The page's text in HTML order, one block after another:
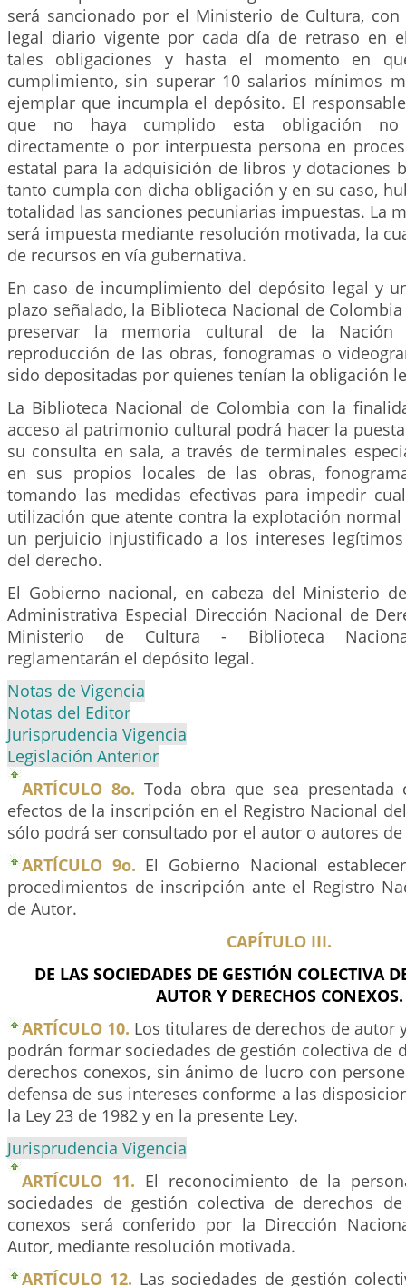
será sancionado por el Ministerio de Cultura,
legal diario vigente por cada día de retraso en
tales obligaciones y hasta el momento en
cumplimiento, sin superar 10 salarios mínimos
ejemplar que incumpla el depósito. El
que no haya cumplido esta obligación no
directamente o por interpuesta persona en
estatal para la adquisición de libros y dotaciones
tanto cumpla con dicha obligación y en su caso,
totalidad las sanciones pecuniarias impuestas. La
será impuesta mediante resolución motivada, la
de recursos en vía gubernativa.
En caso de incumplimiento del depósito legal y
plazo señalado, la Biblioteca Nacional de
preservar la memoria cultural de la Nación
reproducción de las obras, fonogramas o
sido depositadas por quienes tenían la obligación
La Biblioteca Nacional de Colombia con la
acceso al patrimonio cultural podrá hacer la
su consulta en sala, a través de terminales
en sus propios locales de las obras,
tomando las medidas efectivas para impedir
utilización que atente contra la explotación
un perjuicio injustificado a los intereses
del derecho.
El Gobierno nacional, en cabeza del Ministerio
Administrativa Especial Dirección Nacional de
Ministerio de Cultura - Biblioteca
reglamentarán el depósito legal.
Notas de Vigencia
Notas del Editor
Jurisprudencia Vigencia
Legislación Anterior
ARTÍCULO 8o. Toda obra que sea presentada
efectos de la inscripción en el Registro Nacional
sólo podrá ser consultado por el autor o autores
ARTÍCULO 9o. El Gobierno Nacional
procedimientos de inscripción ante el Registro
de Autor.
CAPÍTULO III.
DE LAS SOCIEDADES DE GESTIÓN COLECTIVA
AUTOR Y DERECHOS CONEXOS.
ARTÍCULO 10. Los titulares de derechos de autor
podrán formar sociedades de gestión colectiva de
derechos conexos, sin ánimo de lucro con
defensa de sus intereses conforme a las
la Ley 23 de 1982 y en la presente Ley.
Jurisprudencia Vigencia
ARTÍCULO 11. El reconocimiento de la
sociedades de gestión colectiva de derechos
conexos será conferido por la Dirección
Autor, mediante resolución motivada.
ARTÍCULO 12. Las sociedades de gestión